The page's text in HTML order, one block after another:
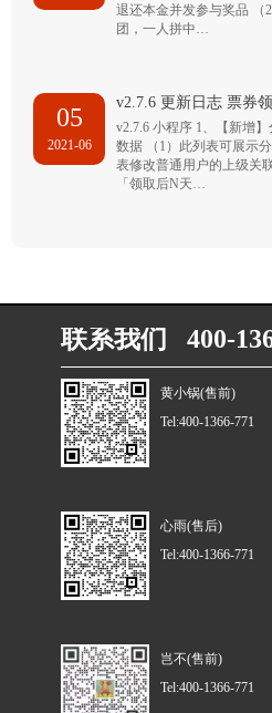
退还本金并发参与奖品 （
团，一人拼中…
05
2021-06
v2.7.6 更新日志 票券
v2.7.6 小程序 1、【新增
数据 （1）此列表可展示
表修改普通用户的上级关
「领取后N天…
联系我们 400-
黄小锅(售前)
Tel:400-1366-771
心雨(售后)
Tel:400-1366-771
岂不(售前)
Tel:400-1366-771